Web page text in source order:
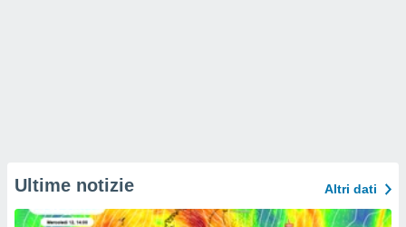
Ultime notizie Altri dati